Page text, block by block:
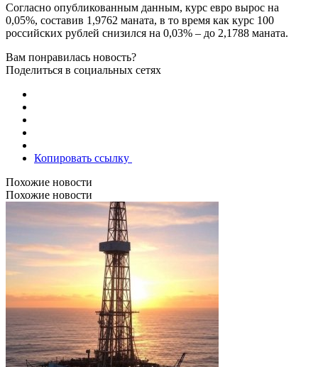
Согласно опубликованным данным, курс евро вырос на
0,05%, составив 1,9762 маната, в то время как курс 100
российских рублей снизился на 0,03% – до 2,1788 маната.
Вам понравилась новость?
Поделиться в социальных сетях
Копировать ссылку
Похожие новости
Похожие новости